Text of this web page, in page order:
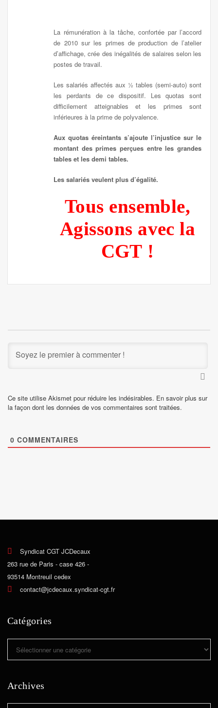
La rémunération à la tâche, confortée par l’accord
de 2010 sur les primes de production de l’atelier
d’affichage, crée des inégalités de salaires selon les
postes de travail.
Les salariés affectés aux ½ tables (semi-auto) sont
les perdants de ce dispositif. Les quotas sont
difficilement atteignables et les primes sont
inférieures à la prime de polyvalence.
Aux quotas éreintants s’ajoute l’injustice sur le
montant des primes perçues entre les grandes
tables et les demi tables.
Les salariés veulent plus d’égalité.
Tous ensemble,
Agissons avec la
CGT !
Ce site utilise Akismet pour réduire les indésirables. En savoir plus sur
la façon dont les données de vos commentaires sont traitées.
0 COMMENTAIRES
Syndicat CGT JCDecaux
263 rue de Paris - case 426 -
93514 Montreuil cedex
contact@jcdecaux.syndicat-cgt.fr
Catégories
Archives